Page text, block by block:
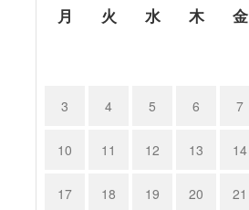
月 火 水 木 金
3 4 5 6 7
10 11 12 13 14
17 18 19 20 21